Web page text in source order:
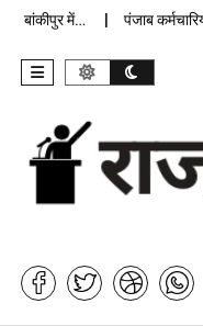
में… पंजाब कर्मचारियों